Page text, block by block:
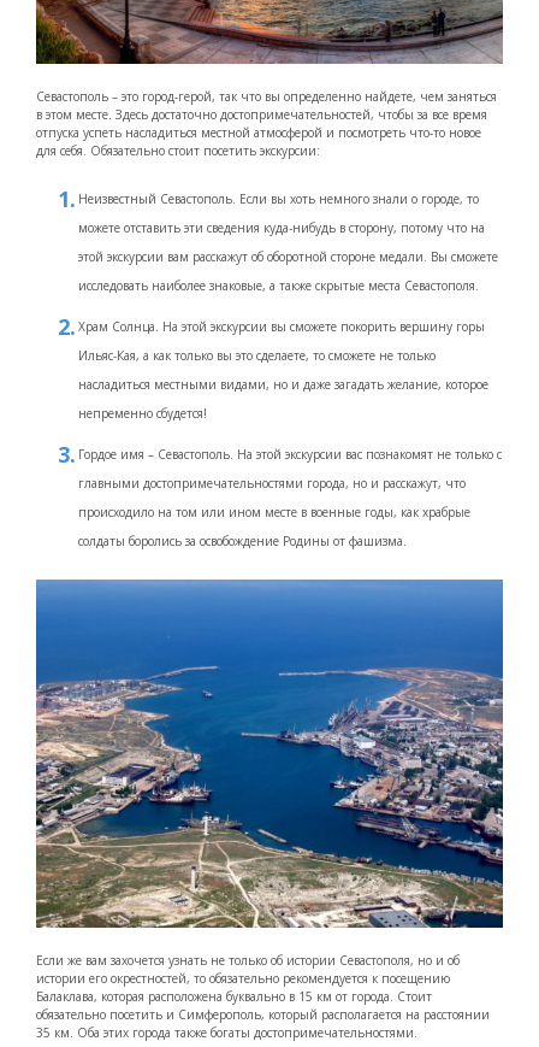
Севастополь – это город-герой, так что вы определенно найдете, чем заняться
в этом месте. Здесь достаточно достопримечательностей, чтобы за все время
отпуска успеть насладиться местной атмосферой и посмотреть что-то новое
для себя. Обязательно стоит посетить экскурсии:
Неизвестный Севастополь. Если вы хоть немного знали о городе, то
можете отставить эти сведения куда-нибудь в сторону, потому что на
этой экскурсии вам расскажут об оборотной стороне медали. Вы сможете
исследовать наиболее знаковые, а также скрытые места Севастополя.
Храм Солнца. На этой экскурсии вы сможете покорить вершину горы
Ильяс-Кая, а как только вы это сделаете, то сможете не только
насладиться местными видами, но и даже загадать желание, которое
непременно сбудется!
Гордое имя – Севастополь. На этой экскурсии вас познакомят не только с
главными достопримечательностями города, но и расскажут, что
происходило на том или ином месте в военные годы, как храбрые
солдаты боролись за освобождение Родины от фашизма.
Если же вам захочется узнать не только об истории Севастополя, но и об
истории его окрестностей, то обязательно рекомендуется к посещению
Балаклава, которая расположена буквально в 15 км от города. Стоит
обязательно посетить и Симферополь, который располагается на расстоянии
35 км. Оба этих города также богаты достопримечательностями.